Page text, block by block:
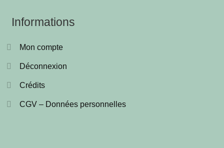
Informations
Mon compte
Déconnexion
Crédits
CGV – Données personnelles